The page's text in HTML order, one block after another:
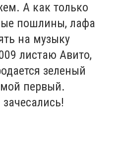
А как только
пошлины, лафа
на музыку
листаю Авито,
зеленый
первый.